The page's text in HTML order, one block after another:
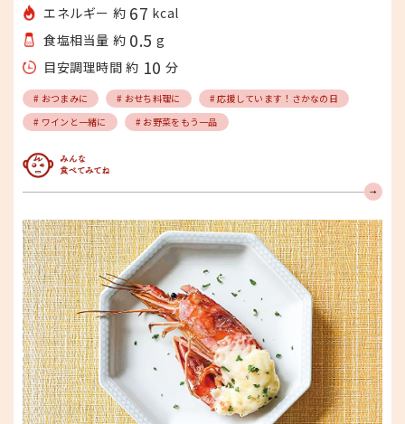
エネルギー 約 67 kcal
食塩相当量 約 0.5 g
目安調理時間 約 10 分
# おつまみに # おせち料理に
# 応援しています！さかなの日
# ワインと一緒に
# お野菜をもう一品
みんな食べてみてね